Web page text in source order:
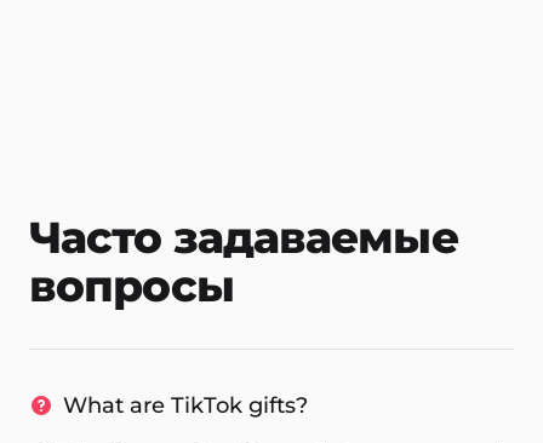
Часто задаваемые
вопросы
What are TikTok gifts?